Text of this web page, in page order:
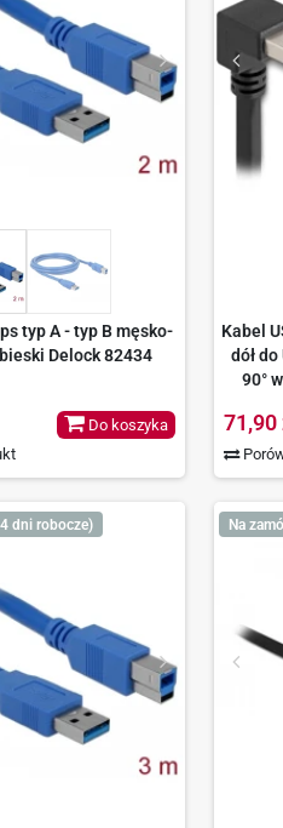
typ A - typ B męsko-
Delock 82434
Do koszyka
Kabel
dół
90°
71,90
dni robocze) Na